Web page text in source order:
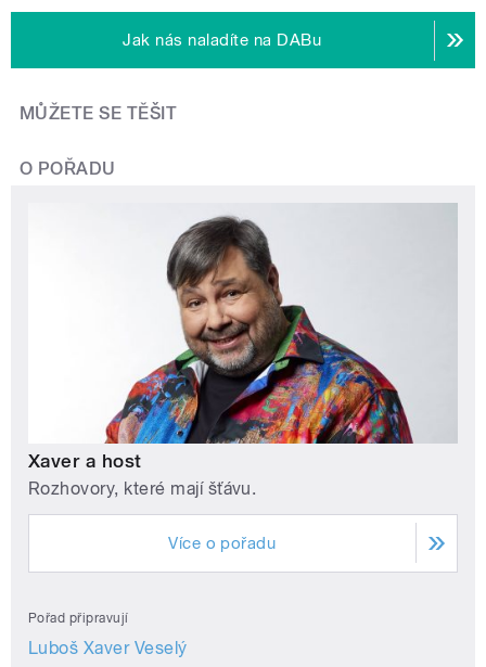
Jak nás naladíte na DABu
MŮŽETE SE TĚŠIT
O POŘADU
Xaver a host
Rozhovory, které mají šťávu.
Více o pořadu
Pořad připravují
Luboš Xaver Veselý